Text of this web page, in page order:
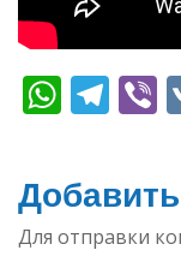
Для отправки